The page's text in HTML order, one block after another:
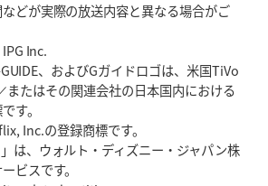
どが実際の放送内容と異なる場合がご
Inc.
、およびGガイドロゴは、米国TiVo
またはその関連会社の日本国内における
す。
Inc.の登録商標です。
」は、ウォルト・ディズニー・ジャパン株
ビスです。